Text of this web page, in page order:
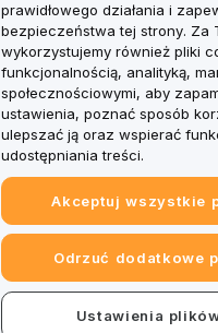
Podsumowanie polityki
powiernictwa i zarządzania
Informacje ESG
Biuletyny informacyjne
kryptoaktywów
prawidłowego działania i
bezpieczeństwa tej strony. Za
wykorzystujemy również pliki
funkcjonalnością, analityką,
społecznościowymi, aby
ustawienia, poznać sposób
ulepszać ją oraz wspierać
udostępniania treści.
Akceptuj wszystkie
Odrzuć dodatkowe
Ustawienia